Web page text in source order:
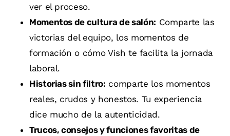
ver el proceso.
Momentos de cultura de salón: Comparte las
victorias del equipo, los momentos de
formación o cómo Vish te facilita la jornada
laboral.
Historias sin filtro: comparte los momentos
reales, crudos y honestos. Tu experiencia
dice mucho de la autenticidad.
Trucos, consejos y funciones favoritas de